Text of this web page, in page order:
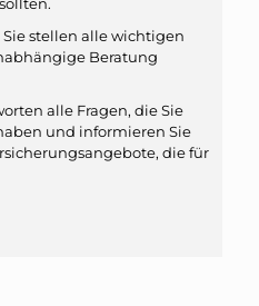
Sie stellen alle wichtigen
Beratung
alle Fragen, die Sie
und informieren Sie
die für